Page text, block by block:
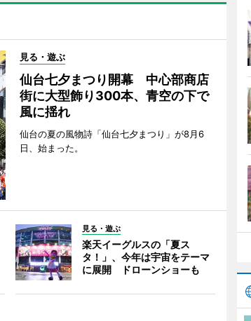
見る・遊ぶ
仙台七夕まつり開幕 中心部商店
街に大型飾り300本、青空の下で
風に揺れ
仙台の夏の風物詩「仙台七夕まつり」が8月6
日、始まった。
見る・遊ぶ
楽天イーグルスの「夏ス
タ！」、今年は宇宙をテーマ
に展開 ドローンショーも